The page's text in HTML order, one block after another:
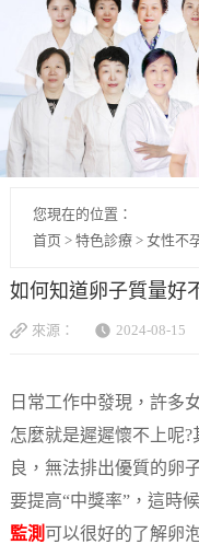
您現在的位置：
首页 > 特色診療> 女性不
如何知道卵子質量好
來源： 2024-08-15
日常工作中發現，許多
怎麼就是遲遲懷不上呢
良，無法排出優質的卵
要提高“中獎率”，這時
監測 可以很好的了解卵